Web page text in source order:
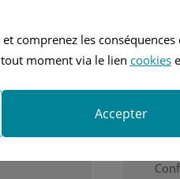
plus
Un
comprenez les conséquences
moment via le lien cookies
Accepter